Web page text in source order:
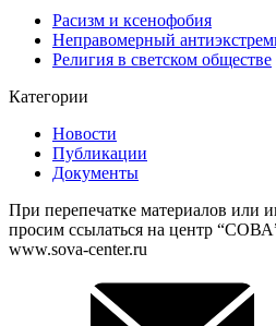
Расизм и ксенофобия
Неправомерный
Религия в светском обществе
Категории
Новости
Публикации
Документы
При перепечатке материалов или
просим ссылаться на центр
www.sova-center.ru